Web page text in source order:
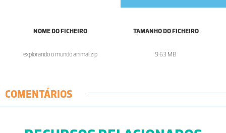
NOME DO FICHEIRO
explorando o mundo animal.zip
TAMANHO DO FICHEIRO
9.63 MB
COMENTÁRIOS